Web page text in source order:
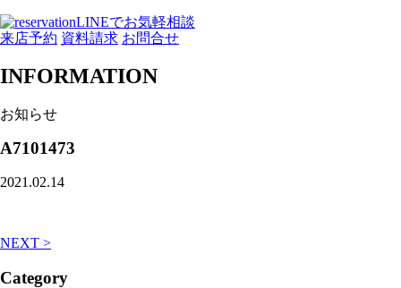
LINEでお気軽相談
来店予約 資料請求 お問合せ
INFORMATION
お知らせ
A7101473
2021.02.14
NEXT >
Category